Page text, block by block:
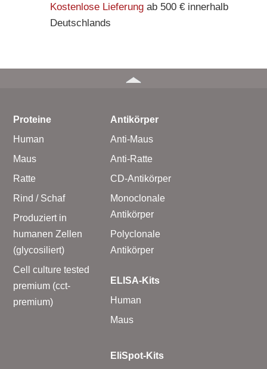
Kostenlose Lieferungab 500 € innerhalb
Deutschlands
Proteine
Human
Maus
Ratte
Rind / Schaf
Produziert in
humanen Zellen
(glycosiliert)
Cell culture tested
premium (cct-
premium)
Antikörper
Anti-Maus
Anti-Ratte
CD-Antikörper
Monoclonale
Antikörper
Polyclonale
Antikörper
ELISA-Kits
Human
Maus
EliSpot-Kits